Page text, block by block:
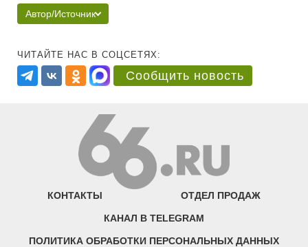
Автор/Источник
ЧИТАЙТЕ НАС В СОЦСЕТЯХ:
Сообщить новость
КОНТАКТЫ ОТДЕЛ ПРОДАЖ
КАНАЛ В TELEGRAM
ПОЛИТИКА ОБРАБОТКИ ПЕРСОНАЛЬНЫХ ДАННЫХ